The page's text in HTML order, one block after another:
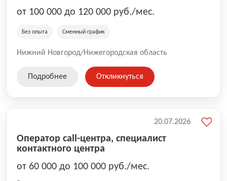
от 100 000 до 120 000 руб./мес.
Без опыта Сменный график
Нижний Новгород/Нижегородская область
Подробнее Откликнуться
Оператор call-центра, специалист
контактного центра
от 60 000 до 100 000 руб./мес.
20.07.2026